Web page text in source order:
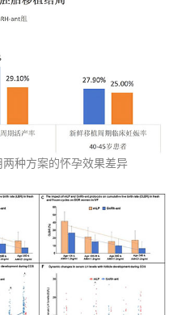
种方案的怀孕效果差异